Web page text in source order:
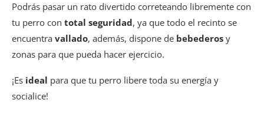
Podrás pasar un rato divertido correteando libremente con
tu perro con total seguridad, ya que todo el recinto se
encuentra vallado, además, dispone de bebederos y
zonas para que pueda hacer ejercicio.
¡Es ideal para que tu perro libere toda su energía y
socialice!